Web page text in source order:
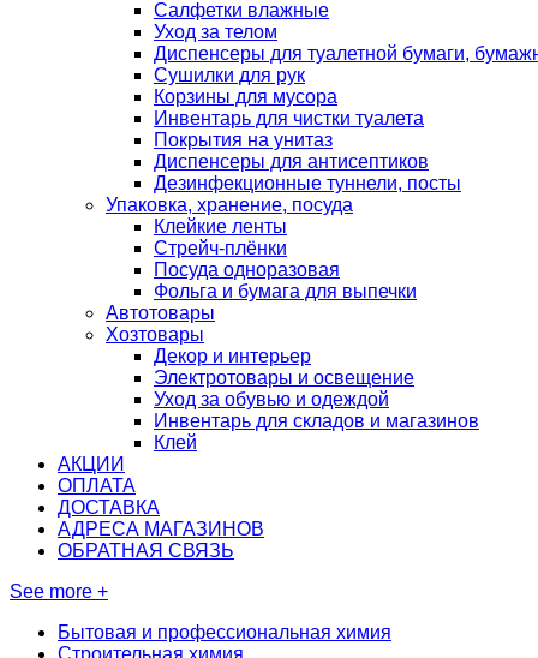
Салфетки влажные
Уход за телом
Диспенсеры для туалетной бумаги,
Сушилки для рук
Корзины для мусора
Инвентарь для чистки туалета
Покрытия на унитаз
Диспенсеры для антисептиков
Дезинфекционные туннели, посты
Упаковка, хранение, посуда
Клейкие ленты
Стрейч-плёнки
Посуда одноразовая
Фольга и бумага для выпечки
Автотовары
Хозтовары
Декор и интерьер
Электротовары и освещение
Уход за обувью и одеждой
Инвентарь для складов и магазинов
Клей
АКЦИИ
ОПЛАТА
ДОСТАВКА
АДРЕСА МАГАЗИНОВ
ОБРАТНАЯ СВЯЗЬ
See more +
Бытовая и профессиональная химия
Строительная химия